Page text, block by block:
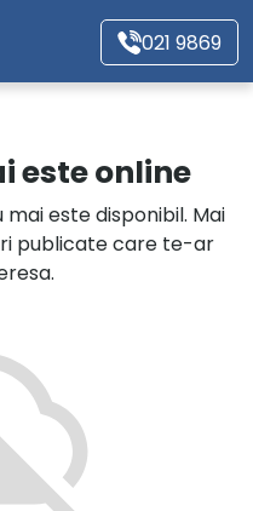
021 9869
este online
este disponibil. Mai
publicate care te-ar